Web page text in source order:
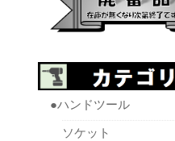
●ハンドツール
ソケット